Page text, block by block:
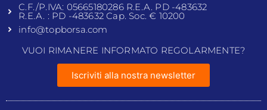
C.F./P.IVA: 05665180286 R.E.A. PD -483632
R.E.A. : PD -483632 Cap. Soc. € 10200
info@topborsa.com
VUOI RIMANERE INFORMATO REGOLARMENTE?
Iscriviti alla nostra newsletter